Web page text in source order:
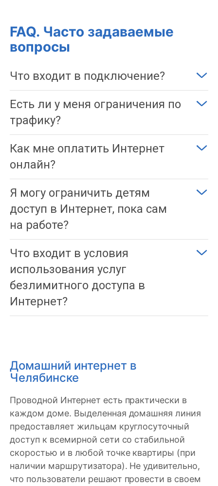
FAQ. Часто задаваемые
вопросы
Что входит в подключение?
Есть ли у меня ограничения по
трафику?
Как мне оплатить Интернет
онлайн?
Я могу ограничить детям
доступ в Интернет, пока сам
на работе?
Что входит в условия
использования услуг
безлимитного доступа в
Интернет?
Домашний интернет в
Челябинске
Проводной Интернет есть практически в
каждом доме. Выделенная домашняя линия
предоставляет жильцам круглосуточный
доступ к всемирной сети со стабильной
скоростью и в любой точке квартиры (при
наличии маршрутизатора). Не удивительно,
что пользователи решают провести в своем